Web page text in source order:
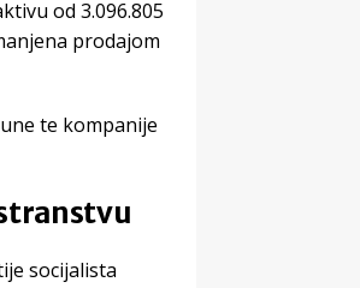
od 3.096.805
prodajom
te kompanije
socijalista